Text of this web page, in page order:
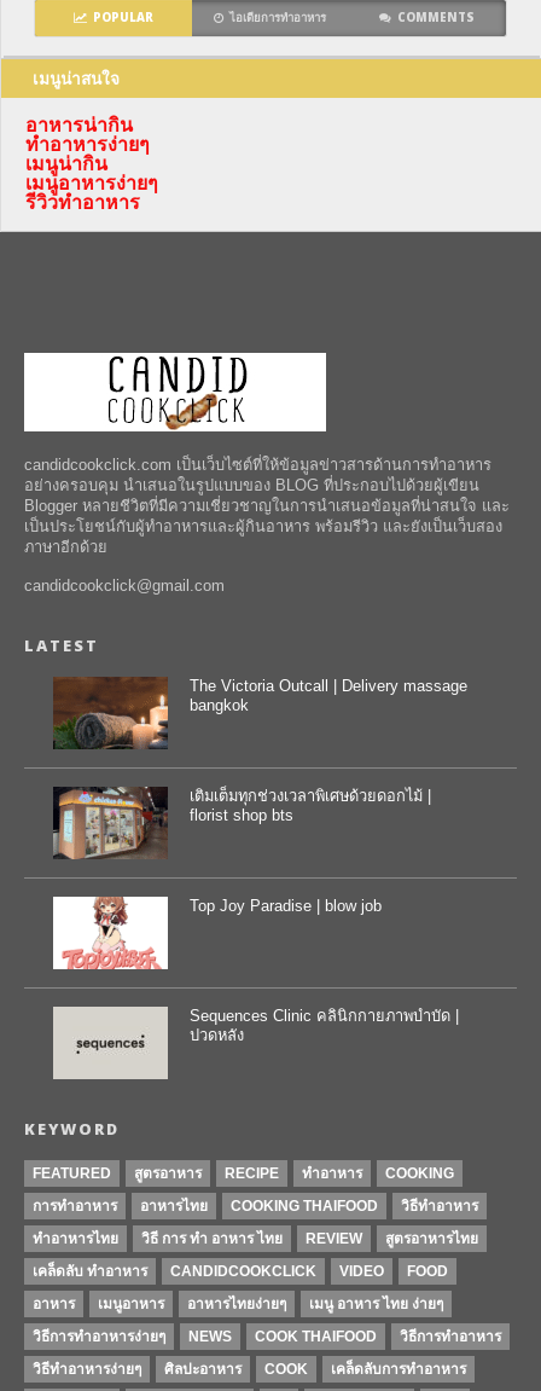
POPULAR ไอเดียการทำอาหาร COMMENTS
เมนูน่าสนใจ
อาหารน่ากิน
ทำอาหารง่ายๆ
เมนูน่ากิน
เมนูอาหารง่ายๆ
รีวิวทำอาหาร
candidcookclick.com เป็นเว็บไซต์ที่ให้ข้อมูลข่าวสารด้านการทำอาหาร
อย่างครอบคุม นำเสนอในรูปแบบของ BLOG ที่ประกอบไปด้วยผู้เขียน
Blogger หลายชีวิตที่มีความเชี่ยวชาญในการนำเสนอข้อมูลที่น่าสนใจ และ
เป็นประโยชน์กับผู้ทำอาหารและผู้กินอาหาร พร้อมรีวิว และยังเป็นเว็บสอง
ภาษาอีกด้วย
candidcookclick@gmail.com
LATEST
The Victoria Outcall | Delivery massage
bangkok
เติมเต็มทุกช่วงเวลาพิเศษด้วยดอกไม้ |
florist shop bts
Top Joy Paradise | blow job
Sequences Clinic คลินิกกายภาพบำบัด |
ปวดหลัง
KEYWORD
FEATURED สูตรอาหาร RECIPE ทำอาหาร
COOKING
การทำอาหาร
อาหารไทย COOKING THAIFOOD
วิธีทำอาหาร
ทำอาหารไทย
วิธี การ ทำ อาหาร ไทย REVIEW
สูตรอาหารไทย
เคล็ดลับ ทำอาหาร
CANDIDCOOKCLICK VIDEO
FOOD
อาหาร
เมนูอาหาร อาหารไทยง่ายๆ
เมนู อาหาร ไทย ง่ายๆ
วิธีการทําอาหารง่ายๆ
NEWS COOK THAIFOOD
วิธีการทำอาหาร
วิธีทำอาหารง่ายๆ
ศิลปะอาหาร COOK เคล็ดลับการทำอาหาร